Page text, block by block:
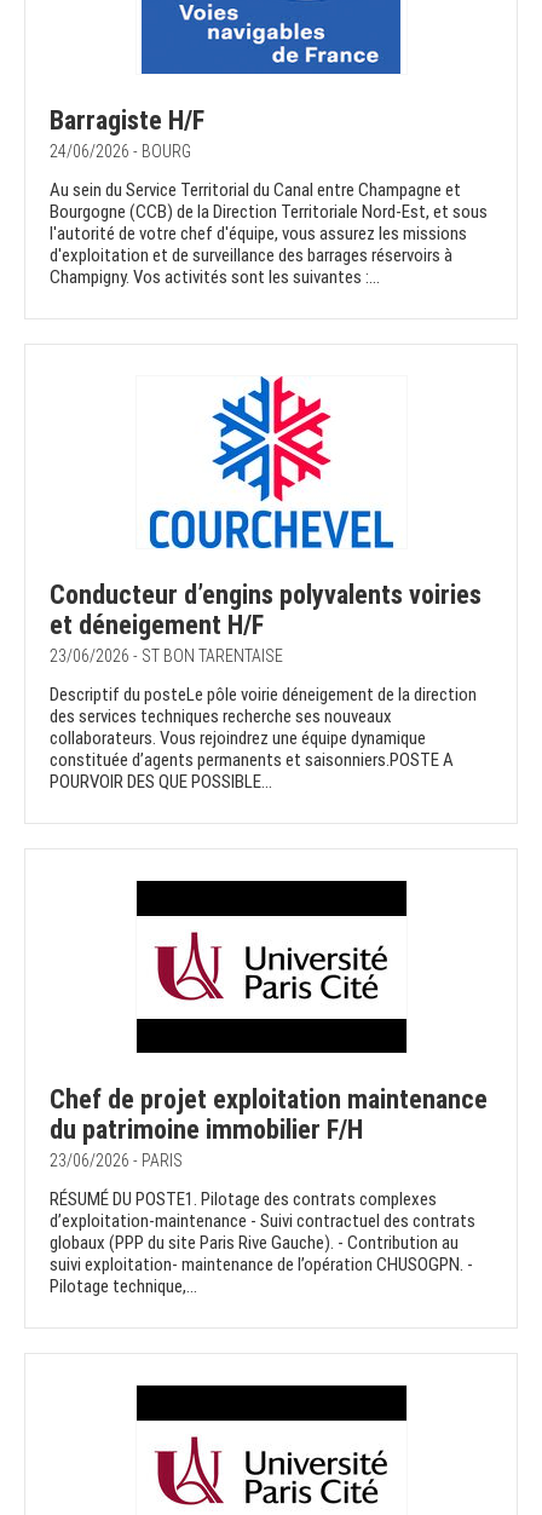
Barragiste H/F
24/06/2026 - BOURG
Au sein du Service Territorial du Canal entre Champagne et
Bourgogne (CCB) de la Direction Territoriale Nord-Est, et sous
l'autorité de votre chef d'équipe, vous assurez les missions
d'exploitation et de surveillance des barrages réservoirs à
Champigny. Vos activités sont les suivantes :...
Conducteur d’engins polyvalents voiries
et déneigement H/F
23/06/2026 - ST BON TARENTAISE
Descriptif du posteLe pôle voirie déneigement de la direction
des services techniques recherche ses nouveaux
collaborateurs. Vous rejoindrez une équipe dynamique
constituée d’agents permanents et saisonniers.POSTE A
POURVOIR DES QUE POSSIBLE...
Chef de projet exploitation maintenance
du patrimoine immobilier F/H
23/06/2026 - PARIS
RÉSUMÉ DU POSTE1. Pilotage des contrats complexes
d’exploitation-maintenance - Suivi contractuel des contrats
globaux (PPP du site Paris Rive Gauche). - Contribution au
suivi exploitation- maintenance de l’opération CHUSOGPN. -
Pilotage technique,...